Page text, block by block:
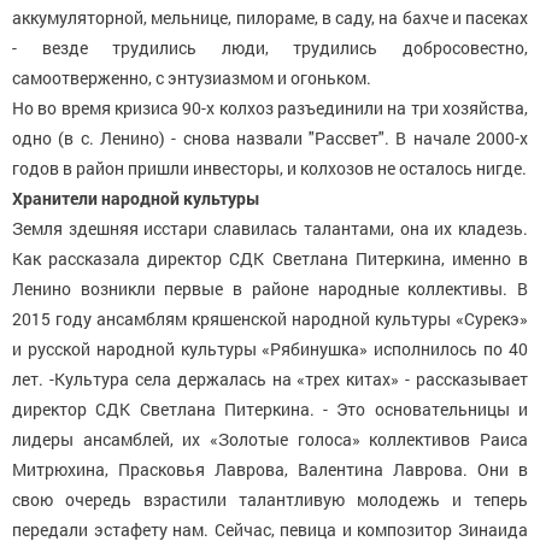
аккумуляторной, мельнице, пилораме, в саду, на бахче и пасеках
- везде трудились люди, трудились добросовестно,
самоотверженно, с энтузиазмом и огоньком.
Но во время кризиса 90-х колхоз разъединили на три хозяйства,
одно (в с. Ленино) - снова назвали "Рассвет". В начале 2000-х
годов в район пришли инвесторы, и колхозов не осталось нигде.
Хранителинародной культуры
Земля здешняя исстари славилась талантами, она их кладезь.
Как рассказала директор СДК Светлана Питеркина, именно в
Ленино возникли первые в районе народные коллективы. В
2015 году ансамблям кряшенской народной культуры «Сурекэ»
и русской народной культуры «Рябинушка» исполнилось по 40
лет. -Культура села держалась на «трех китах» - рассказывает
директор СДК Светлана Питеркина. - Это основательницы и
лидеры ансамблей, их «Золотые голоса» коллективов Раиса
Митрюхина, Прасковья Лаврова, Валентина Лаврова. Они в
свою очередь взрастили талантливую молодежь и теперь
передали эстафету нам. Сейчас, певица и композитор Зинаида